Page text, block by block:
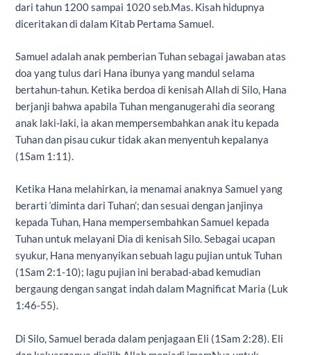
dari tahun 1200 sampai 1020 seb.Mas. Kisah hidupnya
diceritakan di dalam Kitab Pertama Samuel.
Samuel adalah anak pemberian Tuhan sebagai jawaban atas
doa yang tulus dari Hana ibunya yang mandul selama
bertahun-tahun. Ketika berdoa di kenisah Allah di Silo, Hana
berjanji bahwa apabila Tuhan menganugerahi dia seorang
anak laki-laki, ia akan mempersembahkan anak itu kepada
Tuhan dan pisau cukur tidak akan menyentuh kepalanya
(1Sam 1:11).
Ketika Hana melahirkan, ia menamai anaknya Samuel yang
berarti ‘diminta dari Tuhan’; dan sesuai dengan janjinya
kepada Tuhan, Hana mempersembahkan Samuel kepada
Tuhan untuk melayani Dia di kenisah Silo. Sebagai ucapan
syukur, Hana menyanyikan sebuah lagu pujian untuk Tuhan
(1Sam 2:1-10); lagu pujian ini berabad-abad kemudian
bergaung dengan sangat indah dalam Magnificat Maria (Luk
1:46-55).
Di Silo, Samuel berada dalam penjagaan Eli (1Sam 2:28). Eli